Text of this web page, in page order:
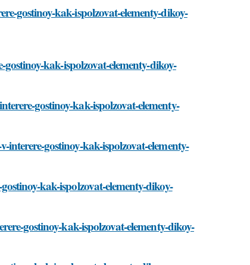
gostinoy-kak-ispolzovat-elementy-dikoy-
kak-ispolzovat-elementy-dikoy-
gostinoy-kak-ispolzovat-elementy-
gostinoy-kak-ispolzovat-elementy-
kak-ispolzovat-elementy-dikoy-
gostinoy-kak-ispolzovat-elementy-dikoy-